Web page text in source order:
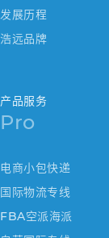
发展历程
浩远品牌
产品服务
Pro
电商小包快递
国际物流专线
FBA空派海派